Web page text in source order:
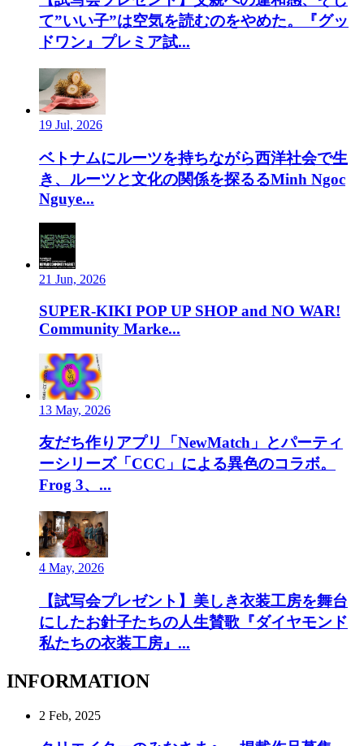
て”いい子”は空気を読むのをやめた。『グッ
ドワン』プレミア試...
19 Jul, 2026
ベトナムにルーツを持ちながら西洋社会で生
き、ルーツと文化の関係を探るるMinh Ngoc
Nguye...
21 Jun, 2026
SUPER-KIKI POP UP SHOP and NO WAR!
Community Marke...
13 May, 2026
友だち作りアプリ「NewMatch」とパーティ
ーシリーズ「CCC」による異色のコラボ。
Frog 3、...
4 May, 2026
【試写会プレゼント】美しき衣装工房を舞台
にしたお針子たちの人生賛歌『ダイヤモンド
私たちの衣装工房』...
INFORMATION
2 Feb, 2025